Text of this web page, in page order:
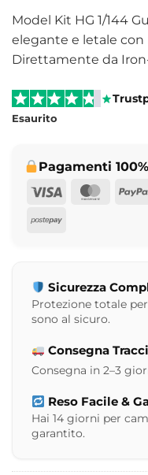
24,99
Model Kit HG 1/144
elegante e letale con
Direttamente da
Esaurito
Pagamenti
Visa
Postepay
Sicurezza
Protezione totale
sono al sicuro.
Consegna
Consegna in 2–3
Reso Facile &
Hai 14 giorni per
garantito.